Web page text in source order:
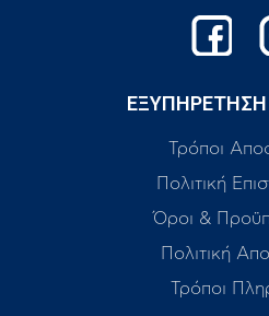
Τρόποι
Πολιτική
Όροι &
Πολιτική
Τρόποι